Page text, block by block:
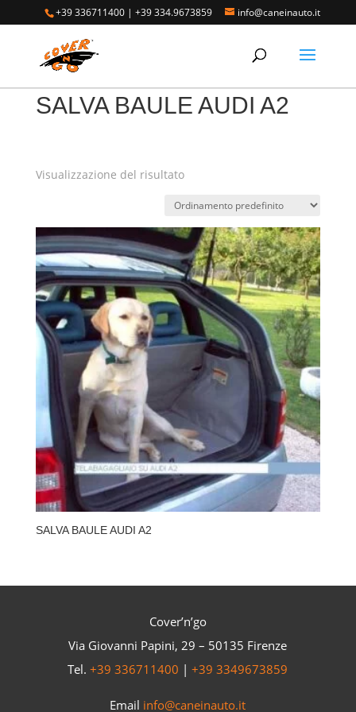
+39 336711400 |+39 334.9673859 info@caneinauto.it
Home/SALVA BAULE - Vasca Telo Copribaule
Auto/SALVA BAULE AUDI
SALVA BAULE AUDI A2
Visualizzazione del risultato
SALVA BAULE AUDI A2
Cover’n’go
Via Giovanni Papini, 29 – 50135 Firenze
Tel.+39 336711400 |+39 3349673859
Email info@caneinauto.it